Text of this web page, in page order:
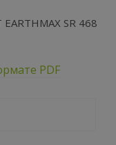
SR 468
PDF